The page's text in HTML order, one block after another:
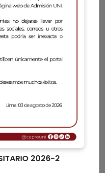
2026-2